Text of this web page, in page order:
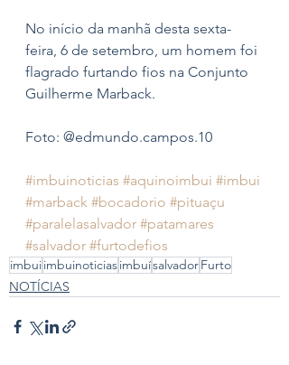
No início da manhã desta sexta-
feira, 6 de setembro, um homem foi
flagrado furtando fios na Conjunto
Guilherme Marback.
Foto: @edmundo.campos.10
#imbuinoticias #aquinoimbui #imbui
#marback #bocadorio #pituaçu
#paralelasalvador #patamares
#salvador #furtodefios
imbuiimbuinoticiasimbuísalvadorFurto
NOTÍCIAS